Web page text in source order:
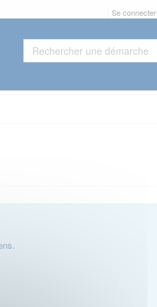
Se connecter